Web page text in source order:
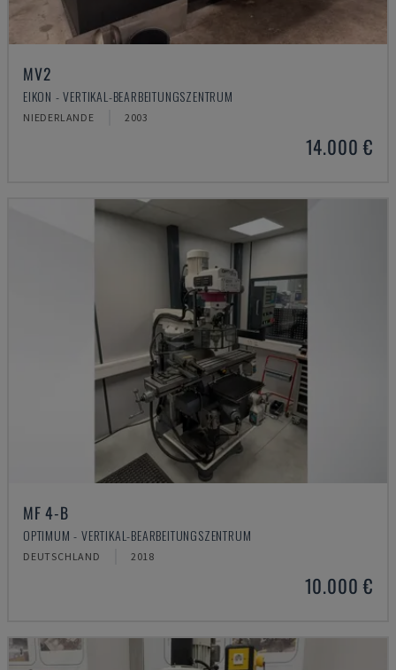
MV2
EIKON - VERTIKAL-BEARBEITUNGSZENTRUM
NIEDERLANDE 2003
14.000 €
MF 4-B
OPTIMUM - VERTIKAL-BEARBEITUNGSZENTRUM
DEUTSCHLAND 2018
10.000 €